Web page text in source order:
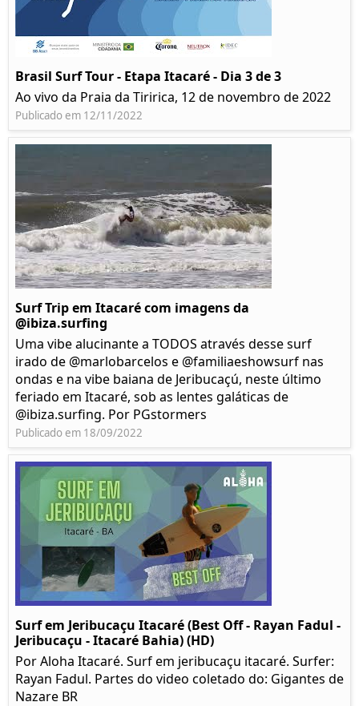
Brasil Surf Tour - Etapa Itacaré - Dia 3 de 3
Ao vivo da Praia da Tiririca, 12 de novembro de 2022
Publicado em 12/11/2022
Surf Trip em Itacaré com imagens da
@ibiza.surfing
Uma vibe alucinante a TODOS através desse surf
irado de @marlobarcelos e @familiaeshowsurf nas
ondas e na vibe baiana de Jeribucaçú, neste último
feriado em Itacaré, sob as lentes galáticas de
@ibiza.surfing. Por PGstormers
Publicado em 18/09/2022
Surf em Jeribucaçu Itacaré (Best Off - Rayan Fadul -
Jeribucaçu - Itacaré Bahia) (HD)
Por Aloha Itacaré. Surf em jeribucaçu itacaré. Surfer:
Rayan Fadul. Partes do video coletado do: Gigantes de
Nazare BR